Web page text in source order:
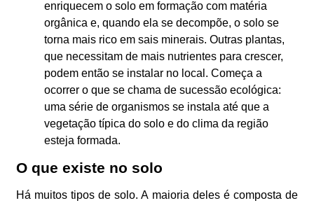
enriquecem o solo em formação com matéria
orgânica e, quando ela se decompõe, o solo se
torna mais rico em sais minerais. Outras plantas,
que necessitam de mais nutrientes para crescer,
podem então se instalar no local. Começa a
ocorrer o que se chama de sucessão ecológica:
uma série de organismos se instala até que a
vegetação típica do solo e do clima da região
esteja formada.
O que existe no solo
Há muitos tipos de solo. A maioria deles é composta de